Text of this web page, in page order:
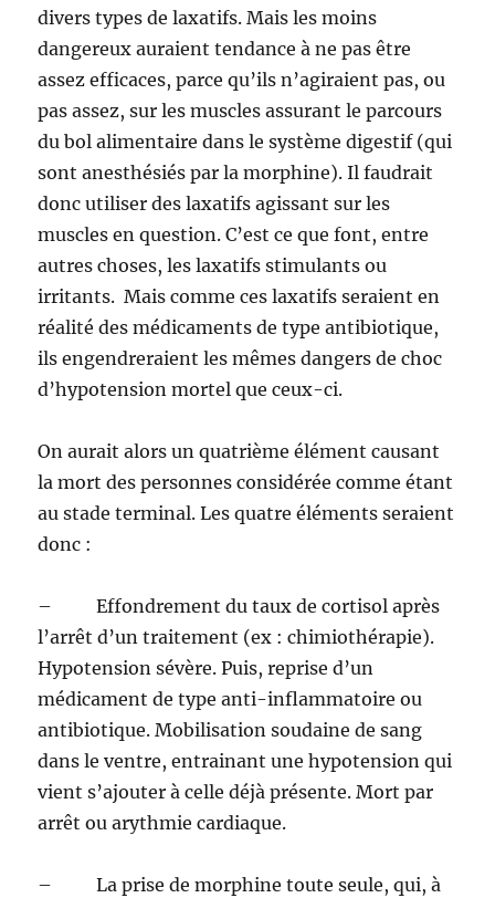
divers types de laxatifs. Mais les moins
dangereux auraient tendance à ne pas être
assez efficaces, parce qu’ils n’agiraient pas, ou
pas assez, sur les muscles assurant le parcours
du bol alimentaire dans le système digestif (qui
sont anesthésiés par la morphine). Il faudrait
donc utiliser des laxatifs agissant sur les
muscles en question. C’est ce que font, entre
autres choses, les laxatifs stimulants ou
irritants. Mais comme ces laxatifs seraient en
réalité des médicaments de type antibiotique,
ils engendreraient les mêmes dangers de choc
d’hypotension mortel que ceux-ci.
On aurait alors un quatrième élément causant
la mort des personnes considérée comme étant
au stade terminal. Les quatre éléments seraient
donc :
– Effondrement du taux de cortisol après
l’arrêt d’un traitement (ex : chimiothérapie).
Hypotension sévère. Puis, reprise d’un
médicament de type anti-inflammatoire ou
antibiotique. Mobilisation soudaine de sang
dans le ventre, entrainant une hypotension qui
vient s’ajouter à celle déjà présente. Mort par
arrêt ou arythmie cardiaque.
– La prise de morphine toute seule, qui, à